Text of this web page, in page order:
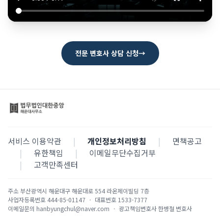
언론보도
뉴스레터/브로슈어
전문 변호사 상담 신청→
서비스 이용약관 | 개인정보처리방침 |
면책공고
|
유한책임 |
이메일무단수집거부
|
고객만족센터
주소부산광역시 해운대구 해운대로 554 라온제이빌딩 7층
사업자등록번호 444-85-01147 · 대표번호 1533-7377
이메일문의 hanbyungchul@naver.com · 광고책임변호사한병철 변호사